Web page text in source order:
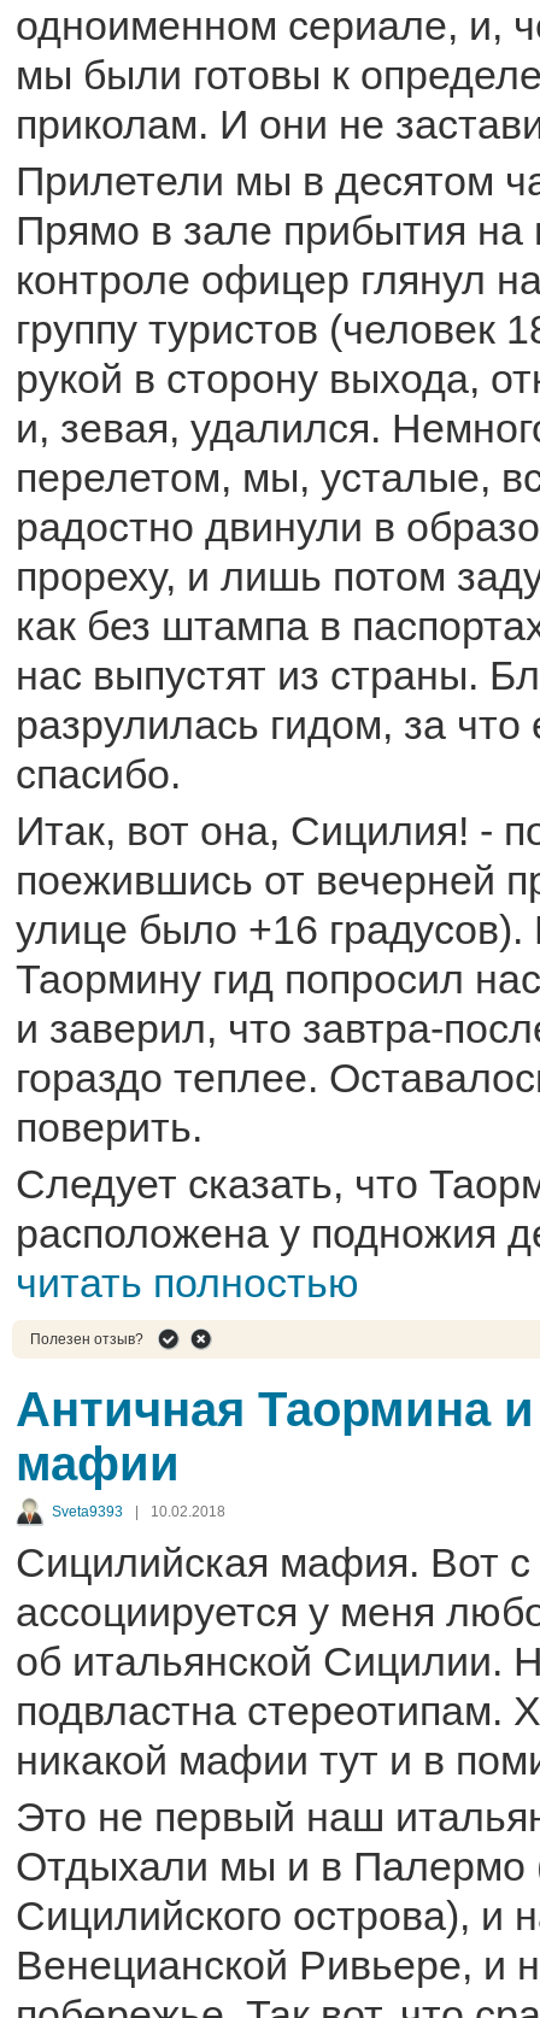
одноименном сериале, и,
мы были готовы к
приколам. И они не
Прилетели мы в десятом
Прямо в зале прибытия на
контроле офицер глянул
группу туристов (человек
рукой в сторону выхода,
и, зевая, удалился.
перелетом, мы, усталые,
радостно двинули в
прореху, и лишь потом
как без штампа в
нас выпустят из страны.
разрулилась гидом, за
спасибо.
Итак, вот она, Сицилия! -
поежившись от вечерней
улице было +16 градусов).
Таормину гид попросил
и заверил, что завтра-
гораздо теплее.
поверить.
Следует сказать, что
расположена у подножия
читать полностью
Полезен отзыв?
Античная Таормина
мафии
Sveta9393 | 10.02.2018
Сицилийская мафия. Вот
ассоциируется у меня
об итальянской Сицилии.
подвластна стереотипам.
никакой мафии тут и в
Это не первый наш
Отдыхали мы и в Палермо
Сицилийского острова), и
Венецианской Ривьере, и